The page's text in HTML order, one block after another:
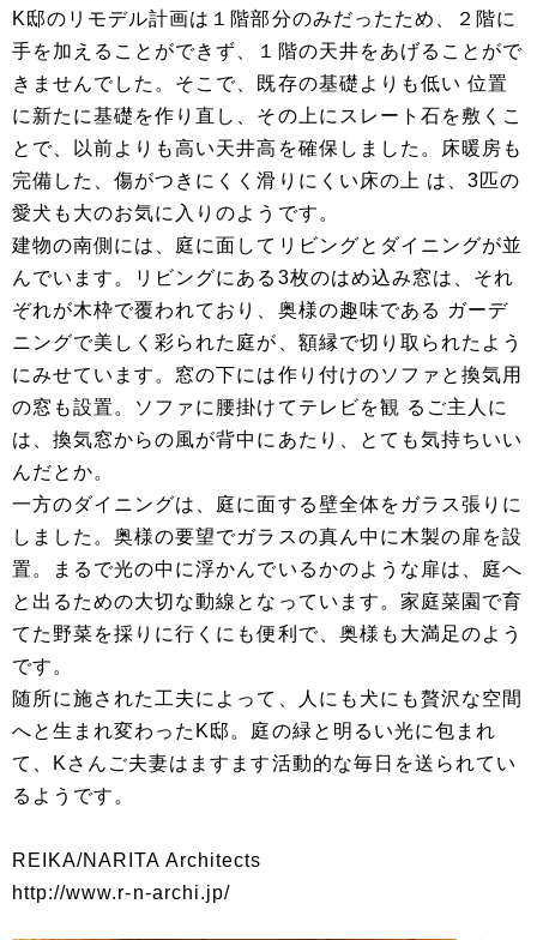
K邸のリモデル計画は１階部分のみだったため、２階に
手を加えることができず、１階の天井をあげることがで
きませんでした。そこで、既存の基礎よりも低い 位置
に新たに基礎を作り直し、その上にスレート石を敷くこ
とで、以前よりも高い天井高を確保しました。床暖房も
完備した、傷がつきにくく滑りにくい床の上 は、3匹の
愛犬も大のお気に入りのようです。
建物の南側には、庭に面してリビングとダイニングが並
んでいます。リビングにある3枚のはめ込み窓は、それ
ぞれが木枠で覆われており、奥様の趣味である ガーデ
ニングで美しく彩られた庭が、額縁で切り取られたよう
にみせています。窓の下には作り付けのソファと換気用
の窓も設置。ソファに腰掛けてテレビを観 るご主人に
は、換気窓からの風が背中にあたり、とても気持ちいい
んだとか。
一方のダイニングは、庭に面する壁全体をガラス張りに
しました。奥様の要望でガラスの真ん中に木製の扉を設
置。まるで光の中に浮かんでいるかのような扉は、庭へ
と出るための大切な動線となっています。家庭菜園で育
てた野菜を採りに行くにも便利で、奥様も大満足のよう
です。
随所に施された工夫によって、人にも犬にも贅沢な空間
へと生まれ変わったK邸。庭の緑と明るい光に包まれ
て、Kさんご夫妻はますます活動的な毎日を送られてい
るようです。
REIKA/NARITA Architects
http://www.r-n-archi.jp/